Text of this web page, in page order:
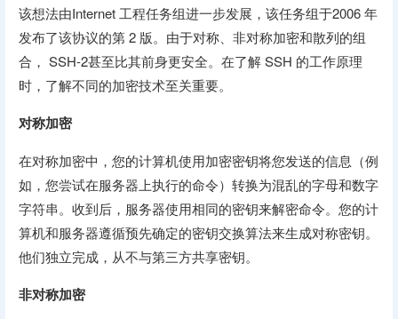
该想法由Internet 工程任务组进一步发展，该任务组于2006 年
发布了该协议的第 2 版。由于对称、非对称加密和散列的组
合， SSH-2甚至比其前身更安全。在了解 SSH 的工作原理
时，了解不同的加密技术至关重要。
对称加密
在对称加密中，您的计算机使用加密密钥将您发送的信息（例
如，您尝试在服务器上执行的命令）转换为混乱的字母和数字
字符串。收到后，服务器使用相同的密钥来解密命令。您的计
算机和服务器遵循预先确定的密钥交换算法来生成对称密钥。
他们独立完成，从不与第三方共享密钥。
非对称加密